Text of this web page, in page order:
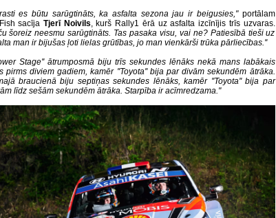
es būtu sarūgtināts, ka asfalta sezona jau ir beigusies," portālam
sacīja Tjerī Noivils, kurš Rally1 ērā uz asfalta izcīnījis trīs uzvaras.
šoreiz neesmu sarūgtināts. Tas pasaka visu, vai ne? Patiesībā tieši uz
man ir bijušas ļoti lielas grūtības, jo man vienkārši trūka pārliecības.''
Stage'' ātrumposmā biju trīs sekundes lēnāks nekā mans labākais
pirms diviem gadiem, kamēr ''Toyota'' bija par divām sekundēm ātrāka.
braucienā biju septiņas sekundes lēnāks, kamēr ''Toyota'' bija par
līdz sešām sekundēm ātrāka. Starpība ir acīmredzama."